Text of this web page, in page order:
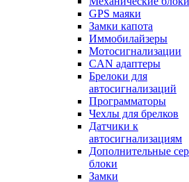
GPS маяки
Замки капота
Иммобилайзеры
Мотосигнализации
CAN адаптеры
Брелоки для
автосигнализаций
Программаторы
Чехлы для брелков
Датчики к
автосигнализациям
Дополнительные
блоки
Замки